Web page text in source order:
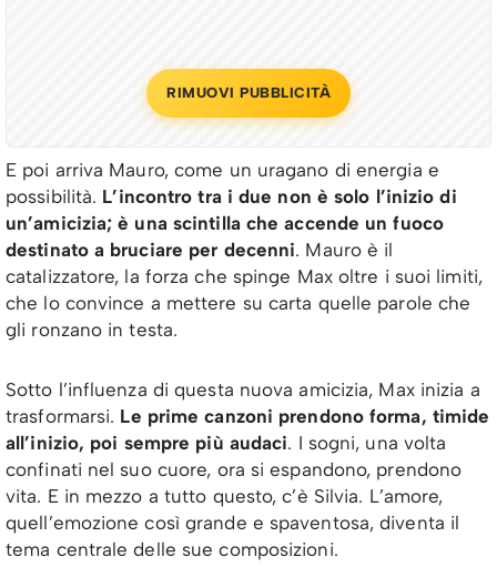
RIMUOVI PUBBLICITÀ
E poi arriva Mauro, come un uragano di energia e
possibilità. L’incontro tra i due non è solo l’inizio di
un’amicizia; è una scintilla che accende un fuoco
destinato a bruciare per decenni. Mauro è il
catalizzatore, la forza che spinge Max oltre i suoi limiti,
che lo convince a mettere su carta quelle parole che
gli ronzano in testa.
Sotto l’influenza di questa nuova amicizia, Max inizia a
trasformarsi. Le prime canzoni prendono forma, timide
all’inizio, poi sempre più audaci. I sogni, una volta
confinati nel suo cuore, ora si espandono, prendono
vita. E in mezzo a tutto questo, c’è Silvia. L’amore,
quell’emozione così grande e spaventosa, diventa il
tema centrale delle sue composizioni.